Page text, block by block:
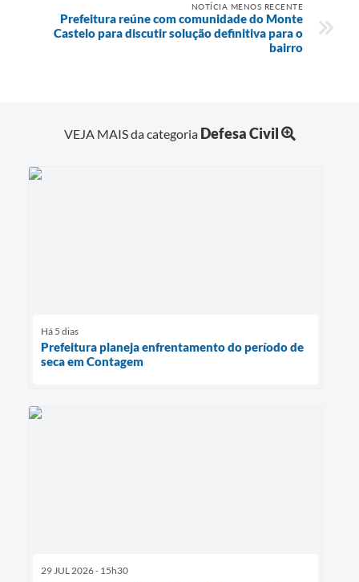
NOTÍCIA MENOS RECENTE
Prefeitura reúne com comunidade do Monte
Castelo para discutir solução definitiva para o
bairro
VEJA MAIS da categoria Defesa Civil
Há 5 dias
Prefeitura planeja enfrentamento do período de
seca em Contagem
29 JUL 2026 - 15h30